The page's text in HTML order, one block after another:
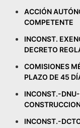
ACCIÓN
COMPETENTE
INCONST.
DECRETO
COMISIONES
PLAZO DE 45
INCONST.-
INCONST.-